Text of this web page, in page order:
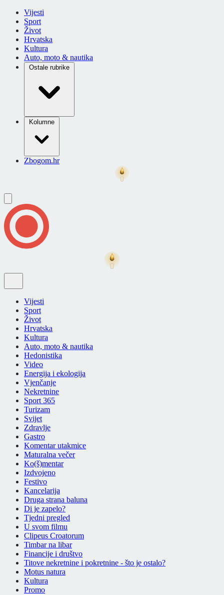
Vijesti
Sport
Život
Hrvatska
Kultura
Auto, moto & nautika
Ostale rubrike
Kolumne
Zbogom.hr
Vijesti
Sport
Život
Hrvatska
Kultura
Auto, moto & nautika
Hedonistika
Video
Energija i ekologija
Vjenčanje
Nekretnine
Sport 365
Turizam
Svijet
Zdravlje
Gastro
Komentar utakmice
Maturalna večer
Ko(š)mentar
Izdvojeno
Festivo
Kancelarija
Druga strana baluna
Di je zapelo?
Tjedni pregled
U svom filmu
Clipeus Croatorum
Timbar na libar
Financije i društvo
Titove nekretnine i pokretnine - što je ostalo?
Motus natura
Kultura
Promo